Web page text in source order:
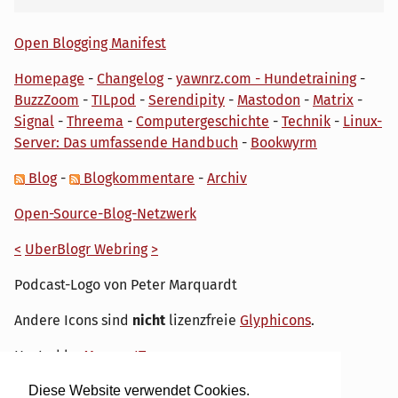
Diese Website verwendet Cookies.
Open Blogging Manifest
Homepage - Changelog- yawnrz.com - Hundetraining-
BuzzZoom - TILpod - Serendipity - Mastodon - Matrix -
Signal - Threema - Computergeschichte - Technik - Linux-
Server: Das umfassende Handbuch - Bookwyrm
Blog- Blogkommentare - Archiv
Open-Source-Blog-Netzwerk
< UberBlogr Webring >
Podcast-Logo von Peter Marquardt
Andere Icons sind nicht lizenzfreie Glyphicons.
Hosted by My own IT.